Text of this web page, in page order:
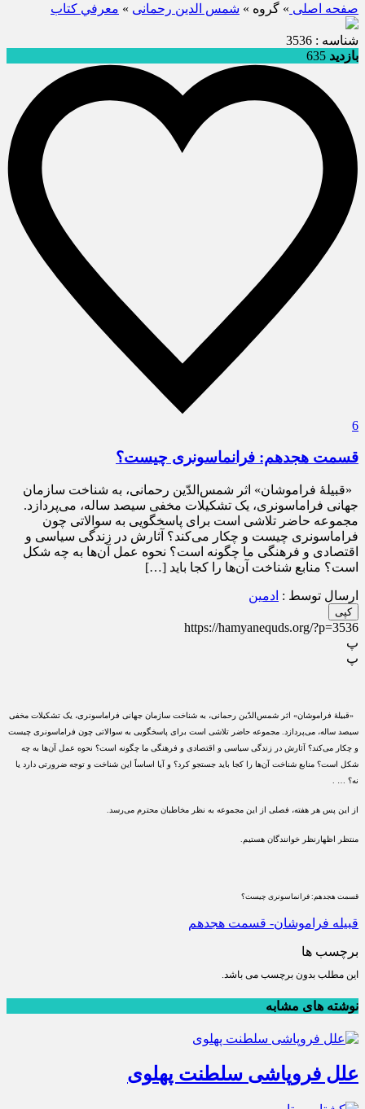
صفحه اصلی » گروه » شمس الدین رحمانی » معرفي كتاب
شناسه : 3536
بازدید 635
6
قسمت هجدهم: فرانماسونری چیست؟
«قبیلۀ فراموشان» اثر شمس‌الدّین رحمانی، به شناخت سازمان
جهانی فراماسونری، یک تشکیلات مخفی سیصد ساله، می‌پردازد.
مجموعه حاضر تلاشی است برای پاسخگویی به سوالاتی چون
فراماسونری چیست و چکار می‌کند؟ آثارش در زندگی سیاسی و
اقتصادی و فرهنگی ما چگونه است؟ نحوه عمل آن‌ها به چه شکل
است؟ منابع شناخت آن‌ها را کجا باید […]
ارسال توسط : ادمین
کپی
https://hamyanequds.org/?p=3536
پ
پ
«قبیلۀ فراموشان» اثر شمس‌الدّین رحمانی، به شناخت سازمان جهانی فراماسونری، یک تشکیلات مخفی
سیصد ساله، می‌پردازد. مجموعه حاضر تلاشی است برای پاسخگویی به سوالاتی چون فراماسونری چیست
و چکار می‌کند؟ آثارش در زندگی سیاسی و اقتصادی و فرهنگی ما چگونه است؟ نحوه عمل آن‌ها به چه
شکل است؟ منابع شناخت آن‌ها را کجا باید جستجو کرد؟ و آیا اساساً این شناخت و توجه ضرورتی دارد یا
نه؟ … .
از این پس هر هفته، فصلی از این مجموعه به نظر مخاطبان محترم می‌رسد.
منتظر اظهارنظر خوانندگان هستیم.
قسمت هجدهم: فرانماسونری چیست؟
قبیله فراموشان- قسمت هجدهم
برچسب ها
این مطلب بدون برچسب می باشد.
نوشته های مشابه
علل فروپاشی سلطنت پهلوی